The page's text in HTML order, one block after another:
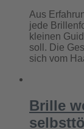
Aus
jede
kleinen
soll. Die
sich vom
Brille